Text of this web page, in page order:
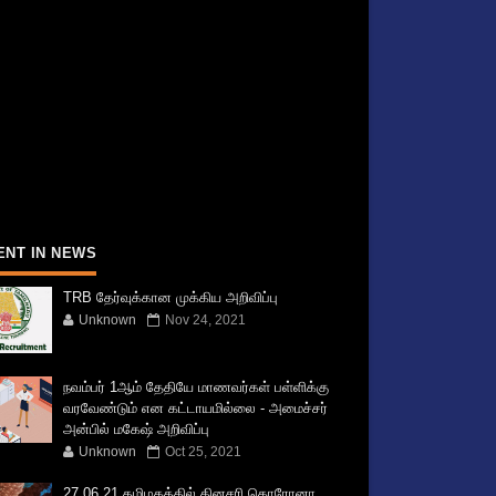
IN NEWS
TRB தேர்வுக்கான முக்கிய அறிவிப்பு
Unknown Nov 24, 2021
நவம்பர் 1ஆம் தேதியே மாணவர்கள் பள்ளிக்கு
வரவேண்டும் என கட்டாயமில்லை - அமைச்சர்
அன்பில் மகேஷ் அறிவிப்பு
Unknown Oct 25, 2021